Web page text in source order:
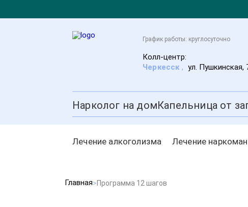
График работы: круглосуточно
Колл-центр:
Черкесск , ул. Пушкинская,
Нарколог на домКапельница от
Лечение алкоголизма Лечение
Главная Программа 12 шагов